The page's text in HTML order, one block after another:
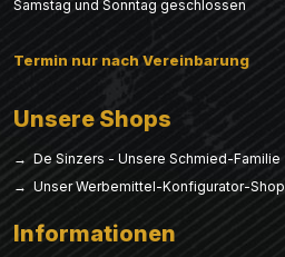
Samstag und Sonntag geschlossen
Termin nur nach Vereinbarung
Unsere Shops
→ De Sinzers - Unsere Schmied-Familie
→ Unser Werbemittel-Konfigurator-Shop
Informationen